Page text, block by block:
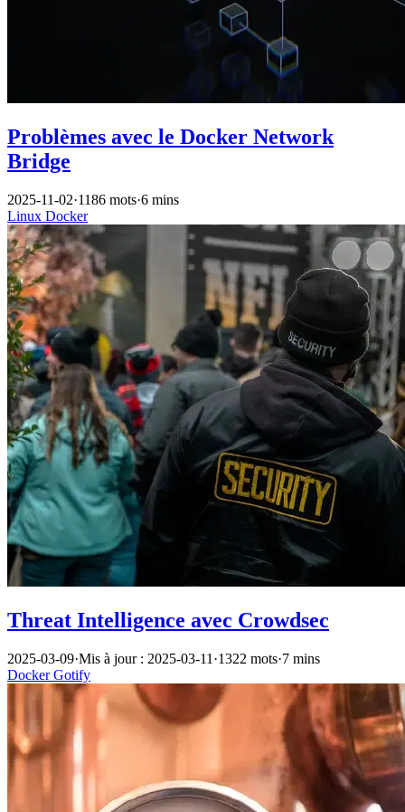
Problèmes avec le Docker Network
Bridge
2025-11-02·1186 mots·6 mins
Linux Docker
Threat Intelligence avec Crowdsec
2025-03-09·Mis à jour : 2025-03-11 ·1322 mots·7 mins
DockerGotify